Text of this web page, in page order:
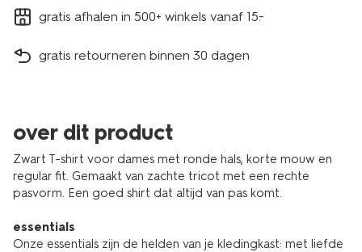
gratis afhalen in 500+ winkels vanaf 15.-
gratis retourneren binnen 30 dagen
over dit product
Zwart T-shirt voor dames met ronde hals, korte mouw en
regular fit. Gemaakt van zachte tricot met een rechte
pasvorm. Een goed shirt dat altijd van pas komt.
essentials
Onze essentials zijn de helden van je kledingkast: met liefde